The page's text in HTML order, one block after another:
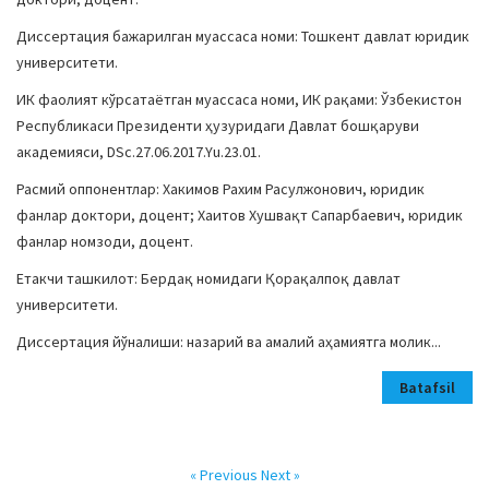
Диссертация бажарилган муассаса номи: Тошкент давлат юридик
университети.
ИК фаолият кўрсатаётган муассаса номи, ИК рақами: Ўзбекистон
Республикаси Президенти ҳузуридаги Давлат бошқаруви
академияси, DSc.27.06.2017.Yu.23.01.
Расмий оппонентлар: Хакимов Рахим Расулжонович, юридик
фанлар доктори, доцент; Хаитов Хушвақт Сапарбаевич, юридик
фанлар номзоди, доцент.
Етакчи ташкилот: Бердақ номидаги Қорақалпоқ давлат
университети.
Диссертация йўналиши: назарий ва амалий аҳамиятга молик...
Batafsil
« Previous Next »